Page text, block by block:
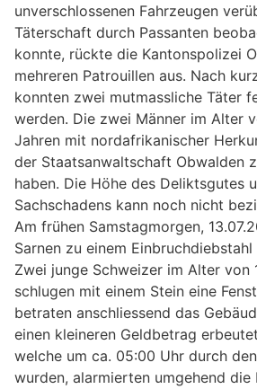
unverschlossenen Fahrzeugen
Täterschaft durch Passanten
konnte, rückte die Kantonspolizei
mehreren Patrouillen aus. Nach
konnten zwei mutmassliche Täter
werden. Die zwei Männer im Alter
Jahren mit nordafrikanischer
der Staatsanwaltschaft Obwalden
haben. Die Höhe des Deliktsgutes
Sachschadens kann noch nicht
Am frühen Samstagmorgen,
Sarnen zu einem
Zwei junge Schweizer im Alter von
schlugen mit einem Stein eine
betraten anschliessend das
einen kleineren Geldbetrag
welche um ca. 05:00 Uhr durch
wurden, alarmierten umgehend die